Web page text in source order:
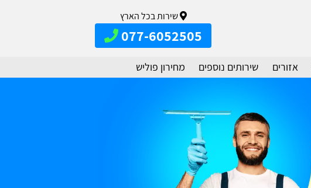
שירות בכל הארץ
077-6052505
אזורים שירותים נוספים מחירון פוליש